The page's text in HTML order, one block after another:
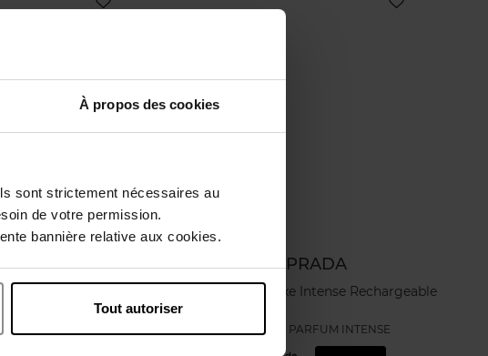
À propos des cookies
sont strictement nécessaires au
de votre permission.
bannière relative aux cookies.
Tout autoriser
Ocean Le Parfum
PARFUM
PRADA
Prada Paradoxe Intense Rechargeable
EAU DE PARFUM INTENSE